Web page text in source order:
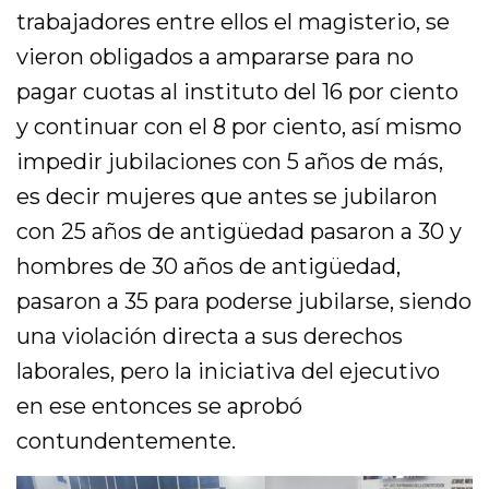
trabajadores entre ellos el magisterio, se
vieron obligados a ampararse para no
pagar cuotas al instituto del 16 por ciento
y continuar con el 8 por ciento, así mismo
impedir jubilaciones con 5 años de más,
es decir mujeres que antes se jubilaron
con 25 años de antigüedad pasaron a 30 y
hombres de 30 años de antigüedad,
pasaron a 35 para poderse jubilarse, siendo
una violación directa a sus derechos
laborales, pero la iniciativa del ejecutivo
en ese entonces se aprobó
contundentemente.